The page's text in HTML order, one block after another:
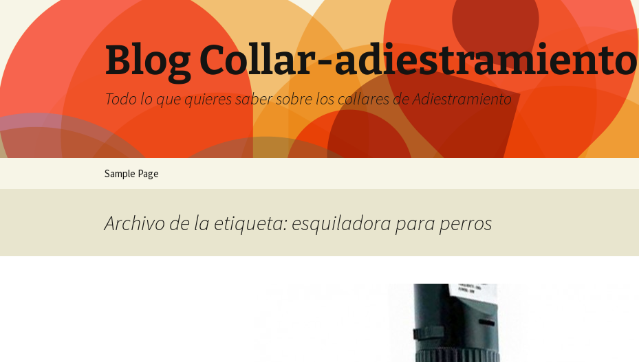
contenido
Blog Collar-adiestramiento
Todo lo que quieres saber sobre los collares de Adiestramiento
Sample Page
Archivo de la etiqueta: esquiladora para perros